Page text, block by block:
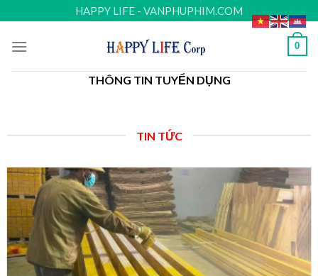
to
content
HAPPY LIFE - VANPHUPHIM.COM
0
THÔNG TIN TUYỂN DỤNG
TIN TỨC